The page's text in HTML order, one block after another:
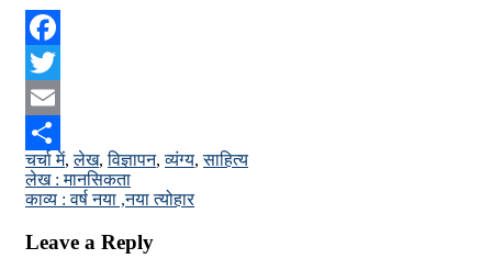
Facebook
Twitter
Email
Share
चर्चा में,लेख,विज्ञापन,व्यंग्य,साहित्य
Post
navigation
लेख : मानसिकता
काव्य : वर्ष नया ,नया त्योहार
Leave a Reply